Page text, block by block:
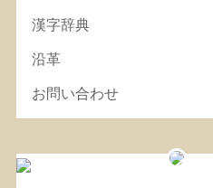
漢字辞典
沿革
お問い合わせ